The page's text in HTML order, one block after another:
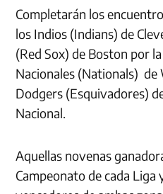
Completarán los
los Indios (Indians) de
(Red Sox) de Boston por
Nacionales (Nationals)
Dodgers (Esquivadores)
Nacional.
Aquellas novenas
Campeonato de cada Liga